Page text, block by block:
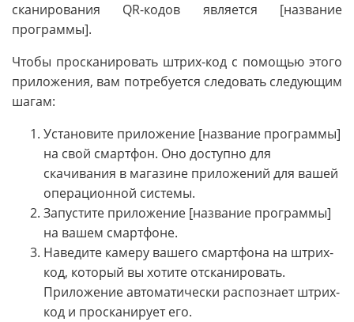
сканирования QR-кодов является [название
программы].
Чтобы просканировать штрих-код с помощью этого
приложения, вам потребуется следовать следующим
шагам:
Установите приложение [название программы]
на свой смартфон. Оно доступно для
скачивания в магазине приложений для вашей
операционной системы.
Запустите приложение [название программы]
на вашем смартфоне.
Наведите камеру вашего смартфона на штрих-
код, который вы хотите отсканировать.
Приложение автоматически распознает штрих-
код и просканирует его.